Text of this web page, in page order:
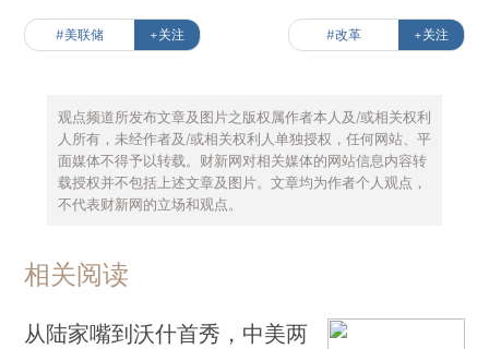
#美联储 +关注 #改革 +关注
观点频道所发布文章及图片之版权属作者本人及/或相关权利
人所有，未经作者及/或相关权利人单独授权，任何网站、平
面媒体不得予以转载。财新网对相关媒体的网站信息内容转
载授权并不包括上述文章及图片。文章均为作者个人观点，
不代表财新网的立场和观点。
相关阅读
从陆家嘴到沃什首秀，中美两